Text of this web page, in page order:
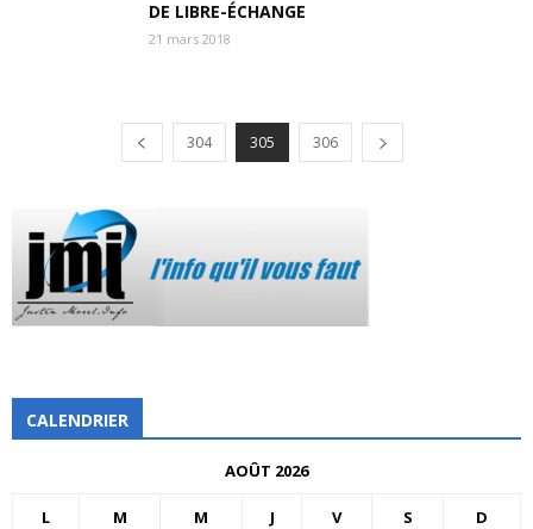
DE LIBRE-ÉCHANGE
21 mars 2018
304 305 306
CALENDRIER
AOÛT 2026
L M M J V S D